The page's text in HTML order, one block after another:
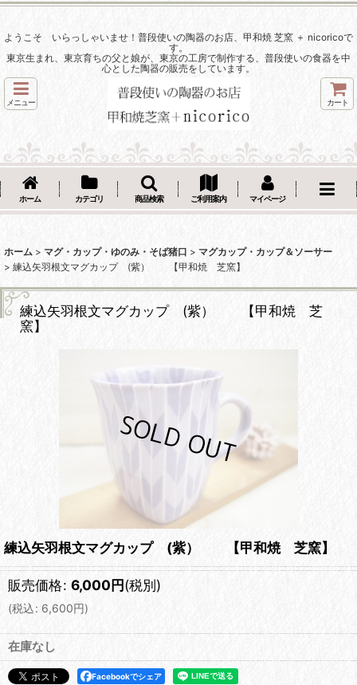
ようこそ いらっしゃいませ！普段使いの陶器のお店、甲和焼 芝窯 ＋ nicoricoで
す。
東京生まれ、東京育ちの父と娘が、東京の工房で制作する、普段使いの食器を中
心とした陶器の販売をしています。
メニュー カート
ホーム カテゴリ 商品検索 ご利用案内 マイページ
ホーム > マグ・カップ・ゆのみ・そば猪口 > マグカップ・カップ＆ソーサー
> 練込矢羽根文マグカップ (紫） 【甲和焼 芝窯】
練込矢羽根文マグカップ (紫） 【甲和焼 芝
窯】
練込矢羽根文マグカップ (紫） 【甲和焼 芝窯】
販売価格: 6,000円(税別)
(税込: 6,600円)
在庫なし
Facebookでシェア